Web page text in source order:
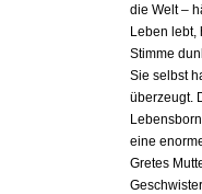
die Welt –
Leben lebt,
Stimme
Sie selbst
überzeugt.
eine
Gretes